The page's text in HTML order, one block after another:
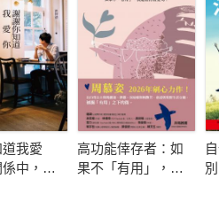
目標，打造自律的動機和意義，
升級
管、高階管理……從清單法到
不同的人生階段和環境場景，自
正達到掌控時間的目的。
我愛
中，面
高功能倖存者：如
果不「有用」，我